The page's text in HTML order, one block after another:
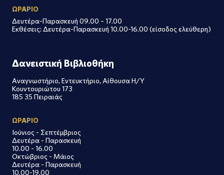
ΩΡΑΡΙΟ
Δευτέρα-Παρασκευή 09.00 – 17.00
Εκθέσεις: Δευτέρα-Παρασκευή 10.00-16.00 (είσοδος ελεύθερη)
Δανειστική Βιβλιοθήκη
Αναγνωστήριο, Εντευκτήριο, Αίθουσα Η/Υ
Κουντουριώτου 173
185 35 Πειραιάς
ΩΡΑΡΙΟ
Ιούνιος - Σεπτέμβριος
Δευτέρα - Παρασκευή
10.00 - 16.00
Οκτώβριος - Μάιος
Δευτέρα - Παρασκευή
10.00-19.00